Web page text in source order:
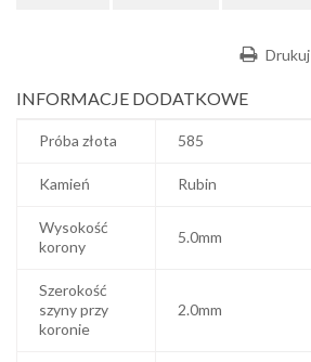
Drukuj
INFORMACJE DODATKOWE
Próba złota 585
Kamień Rubin
Wysokość
korony
5.0mm
Szerokość
szyny przy
koronie
2.0mm